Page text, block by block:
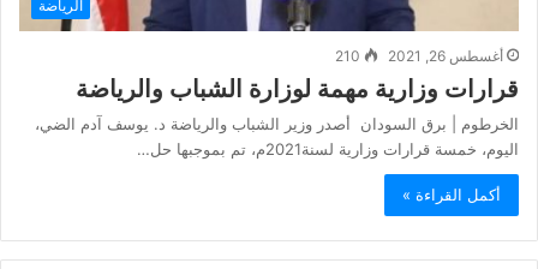
الرياضة
أغسطس 26, 2021 210
قرارات وزارية مهمة لوزارة الشباب والرياضة
الخرطوم | برق السودان أصدر وزير الشباب والرياضة د. يوسف آدم الضي،
اليوم، خمسة قرارات وزارية لسنة2021م، تم بموجبها حل…
أكمل القراءة »